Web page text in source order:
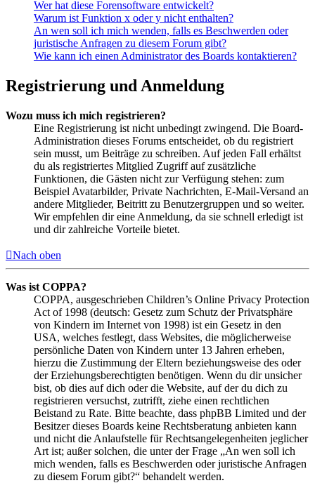
Wer hat diese Forensoftware entwickelt?
Warum ist Funktion x oder y nicht enthalten?
An wen soll ich mich wenden, falls es Beschwerden oder
juristische Anfragen zu diesem Forum gibt?
Wie kann ich einen Administrator des Boards kontaktieren?
Registrierung und Anmeldung
Wozu muss ich mich registrieren?
Eine Registrierung ist nicht unbedingt zwingend. Die Board-
Administration dieses Forums entscheidet, ob du registriert
sein musst, um Beiträge zu schreiben. Auf jeden Fall erhältst
du als registriertes Mitglied Zugriff auf zusätzliche
Funktionen, die Gästen nicht zur Verfügung stehen: zum
Beispiel Avatarbilder, Private Nachrichten, E-Mail-Versand an
andere Mitglieder, Beitritt zu Benutzergruppen und so weiter.
Wir empfehlen dir eine Anmeldung, da sie schnell erledigt ist
und dir zahlreiche Vorteile bietet.
Nach oben
Was ist COPPA?
COPPA, ausgeschrieben Children’s Online Privacy Protection
Act of 1998 (deutsch: Gesetz zum Schutz der Privatsphäre
von Kindern im Internet von 1998) ist ein Gesetz in den
USA, welches festlegt, dass Websites, die möglicherweise
persönliche Daten von Kindern unter 13 Jahren erheben,
hierzu die Zustimmung der Eltern beziehungsweise des oder
der Erziehungsberechtigten benötigen. Wenn du dir unsicher
bist, ob dies auf dich oder die Website, auf der du dich zu
registrieren versuchst, zutrifft, ziehe einen rechtlichen
Beistand zu Rate. Bitte beachte, dass phpBB Limited und der
Besitzer dieses Boards keine Rechtsberatung anbieten kann
und nicht die Anlaufstelle für Rechtsangelegenheiten jeglicher
Art ist; außer solchen, die unter der Frage „An wen soll ich
mich wenden, falls es Beschwerden oder juristische Anfragen
zu diesem Forum gibt?“ behandelt werden.